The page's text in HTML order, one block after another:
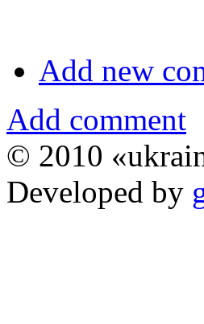
Add new
Add comment
© 2010
Developed by